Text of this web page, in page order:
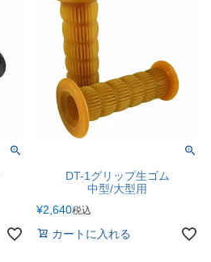
DT-1グリップ生ゴム
中型/大型用
¥2,640税込
カートに入れる